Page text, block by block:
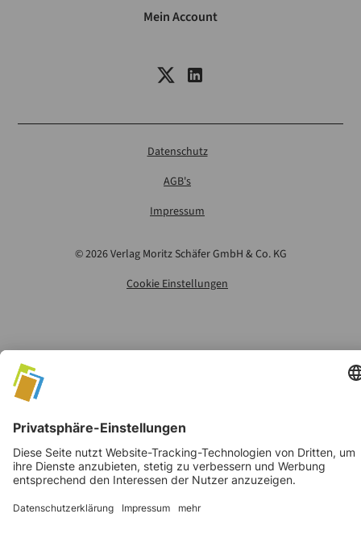
Mein Account
©2026Verlag Moritz Schäfer GmbH & Co. KG
Datenschutz
AGB's
Impressum
Cookie Einstellungen